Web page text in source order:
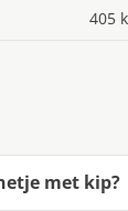
405
met kip?